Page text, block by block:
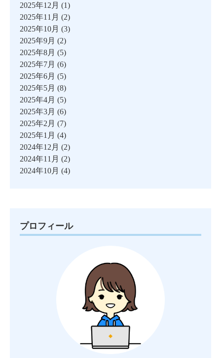
2025年12月 (1)
2025年11月 (2)
2025年10月 (3)
2025年9月 (2)
2025年8月 (5)
2025年7月 (6)
2025年6月 (5)
2025年5月 (8)
2025年4月 (5)
2025年3月 (6)
2025年2月 (7)
2025年1月 (4)
2024年12月 (2)
2024年11月 (2)
2024年10月 (4)
プロフィール